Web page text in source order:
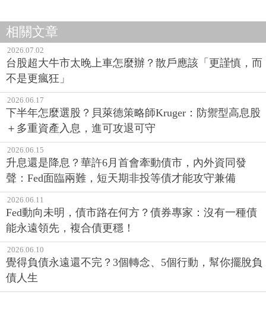
相關文章
2026.07.02
台股超大牛市太晚上車怎麼辦？散戶應該「更謹慎，而
不是更瘋狂」
2026.06.17
下半年怎麼選股？貝萊德策略師Kruger：防禦型高息股
＋多重資產入息，進可攻退可守
2026.06.15
升息還是降息？華許6月首會牽動債市，內外資同發
聲：Fed面臨兩難，短天期非投等債才能攻守兼備
2026.06.11
Fed動向未明，債市路在何方？債券專家：沒有一種債
能永遠領先，複合債更穩！
2026.06.10
覺得負債永遠還不完？3個轉念、5個行動，幫你擺脫負
債人生